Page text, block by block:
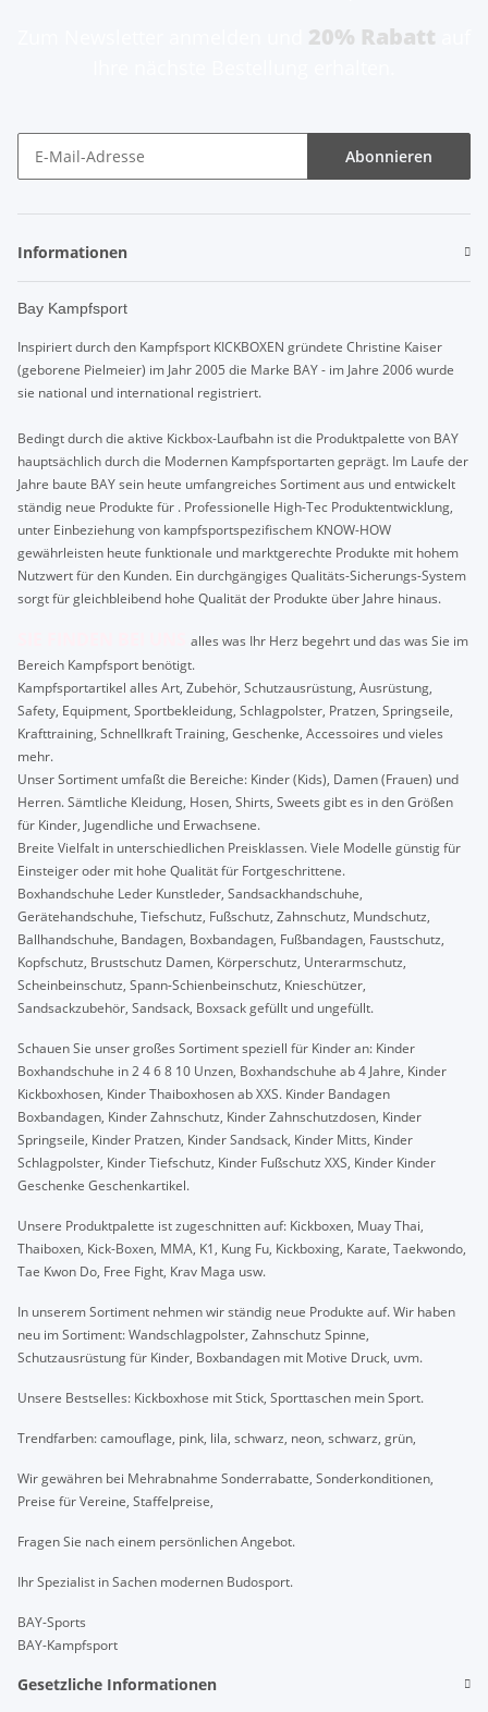
20% Rabatt
Abonnieren
Informationen
Bay Kampfsport
Inspiriert durch den Kampfsport KICKBOXEN gründete Christine Kaiser
(geborene Pielmeier) im Jahr 2005 die Marke BAY - im Jahre 2006 wurde
sie national und international registriert.
Bedingt durch die aktive Kickbox-Laufbahn ist die Produktpalette von BAY
hauptsächlich durch die Modernen Kampfsportarten geprägt. Im Laufe der
Jahre baute BAY sein heute umfangreiches Sortiment aus und entwickelt
ständig neue Produkte für . Professionelle High-Tec Produktentwicklung,
unter Einbeziehung von kampfsportspezifischem KNOW-HOW
gewährleisten heute funktionale und marktgerechte Produkte mit hohem
Nutzwert für den Kunden. Ein durchgängiges Qualitäts-Sicherungs-System
sorgt für gleichbleibend hohe Qualität der Produkte über Jahre hinaus.
alles was Ihr Herz begehrt und das was Sie im
Bereich Kampfsport benötigt.
Kampfsportartikel alles Art, Zubehör, Schutzausrüstung, Ausrüstung,
Safety, Equipment, Sportbekleidung, Schlagpolster, Pratzen, Springseile,
Krafttraining, Schnellkraft Training, Geschenke, Accessoires und vieles
mehr.
Unser Sortiment umfaßt die Bereiche: Kinder (Kids), Damen (Frauen) und
Herren. Sämtliche Kleidung, Hosen, Shirts, Sweets gibt es in den Größen
für Kinder, Jugendliche und Erwachsene.
Breite Vielfalt in unterschiedlichen Preisklassen. Viele Modelle günstig für
Einsteiger oder mit hohe Qualität für Fortgeschrittene.
Boxhandschuhe Leder Kunstleder, Sandsackhandschuhe,
Gerätehandschuhe, Tiefschutz, Fußschutz, Zahnschutz, Mundschutz,
Ballhandschuhe, Bandagen, Boxbandagen, Fußbandagen, Faustschutz,
Kopfschutz, Brustschutz Damen, Körperschutz, Unterarmschutz,
Scheinbeinschutz, Spann-Schienbeinschutz, Knieschützer,
Sandsackzubehör, Sandsack, Boxsack gefüllt und ungefüllt.
Schauen Sie unser großes Sortiment speziell für Kinder an: Kinder
Boxhandschuhe in 2 4 6 8 10 Unzen, Boxhandschuhe ab 4 Jahre, Kinder
Kickboxhosen, Kinder Thaiboxhosen ab XXS. Kinder Bandagen
Boxbandagen, Kinder Zahnschutz, Kinder Zahnschutzdosen, Kinder
Springseile, Kinder Pratzen, Kinder Sandsack, Kinder Mitts, Kinder
Schlagpolster, Kinder Tiefschutz, Kinder Fußschutz XXS, Kinder Kinder
Geschenke Geschenkartikel.
Unsere Produktpalette ist zugeschnitten auf: Kickboxen, Muay Thai,
Thaiboxen, Kick-Boxen, MMA, K1, Kung Fu, Kickboxing, Karate, Taekwondo,
Tae Kwon Do, Free Fight, Krav Maga usw.
In unserem Sortiment nehmen wir ständig neue Produkte auf. Wir haben
neu im Sortiment: Wandschlagpolster, Zahnschutz Spinne,
Schutzausrüstung für Kinder, Boxbandagen mit Motive Druck, uvm.
Unsere Bestselles: Kickboxhose mit Stick, Sporttaschen mein Sport.
Trendfarben: camouflage, pink, lila, schwarz, neon, schwarz, grün,
Wir gewähren bei Mehrabnahme Sonderrabatte, Sonderkonditionen,
Preise für Vereine, Staffelpreise,
Fragen Sie nach einem persönlichen Angebot.
Ihr Spezialist in Sachen modernen Budosport.
BAY-Sports
BAY-Kampfsport
Gesetzliche Informationen